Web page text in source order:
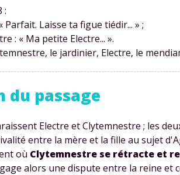
:
Laisse ta figue tiédir... » ;
: « Ma petite Electre... ».
le jardinier, Electre, le
du passage
Electre et Clytemnestre ; les
entre la mère et la fille au sujet
où Clytemnestre se rétracte et
alors une dispute entre la reine et